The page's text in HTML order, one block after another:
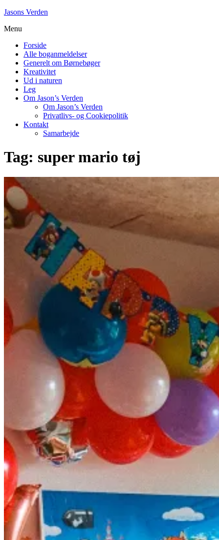
Skip
content
Jasons Verden
Menu
Forside
Alle boganmeldelser
Generelt om Børnebøger
Kreativitet
Ud i naturen
Leg
Om Jason’s Verden
Om Jason’s Verden
Privatlivs- og Cookiepolitik
Kontakt
Samarbejde
Tag: super mario tøj